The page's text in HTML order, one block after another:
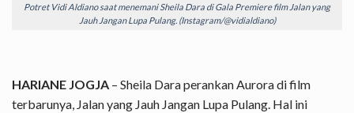
Potret Vidi Aldiano saat menemani Sheila Dara di Gala Premiere film Jalan yang
Jauh Jangan Lupa Pulang. (Instagram/@vidialdiano)
HARIANE JOGJA – Sheila Dara perankan Aurora di film
terbarunya, Jalan yang Jauh Jangan Lupa Pulang. Hal ini